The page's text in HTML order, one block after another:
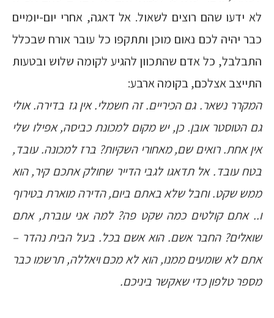
לא ידעו שהם רוצים לשאול. אל דאגה, אחרי יום-יומיים
כבר יהיה לכם נאום מוכן ותתקפו כל עובר אורח שבכלל
התבלבל, כל אדם שהתכוון להגיע לקומה שלוש ובטעות
התייצב אצלכם, בקומה ארבע:
המקרר נשאר. גם הכיריים. זה חשמלי. אין גז בדירה. אולי
גם הטוסטר אובן. כן, יש מקום למכונת כביסה, אפילו שלי
אין אחת. רואים שם, מאחורי השקיות? ברז למכונה. עובד,
בטח עובד. אל תדאגו לגבי הדייר שחולק אתכם קיר, הוא
ממש שקט. וחבל שלא באתם ביום, הדירה מוארת בטירוף
ו.. אתם קולטים כמה שקט פה? למה אני עוברת, אתם
שואלים? החבר אשם. הוא אשם בכל. בעל הבית נהדר –
אתם לא שומעים ממנו, הוא לא מכם ויאללה, תרשמו כבר
מספר טלפון כדי שאקשר ביניכם.